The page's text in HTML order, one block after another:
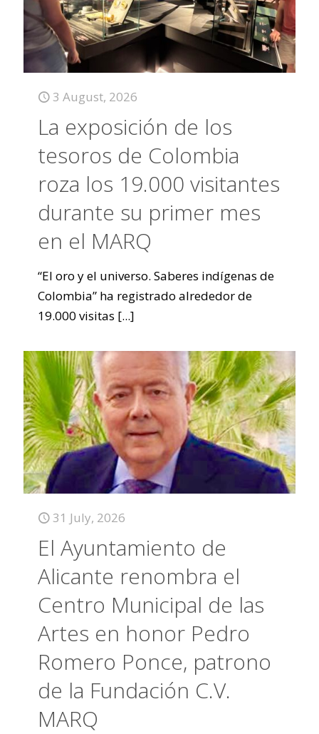
3 August, 2026
La exposición de los
tesoros de Colombia
roza los 19.000 visitantes
durante su primer mes
en el MARQ
“El oro y el universo. Saberes indígenas de
Colombia” ha registrado alrededor de
19.000 visitas [...]
31 July, 2026
El Ayuntamiento de
Alicante renombra el
Centro Municipal de las
Artes en honor Pedro
Romero Ponce, patrono
de la Fundación C.V.
MARQ